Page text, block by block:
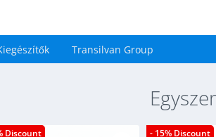
Transilvan Group
Discount
- 15% Discount